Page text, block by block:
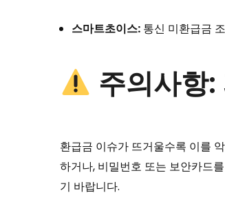
스마트초이스: 통신 미환급금
주의사항
환급금 이슈가 뜨거울수록 이를
하거나, 비밀번호 또는 보안카드
기 바랍니다.